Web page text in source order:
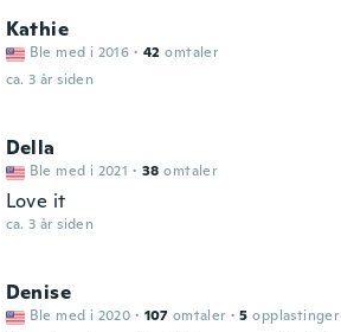
Kathie
Ble med i 2016 · 42 omtaler
ca. 3 år siden
Della
Ble med i 2021 · 38 omtaler
Love it
ca. 3 år siden
Denise
Ble med i 2020 · 107 omtaler · 5 opplastinger